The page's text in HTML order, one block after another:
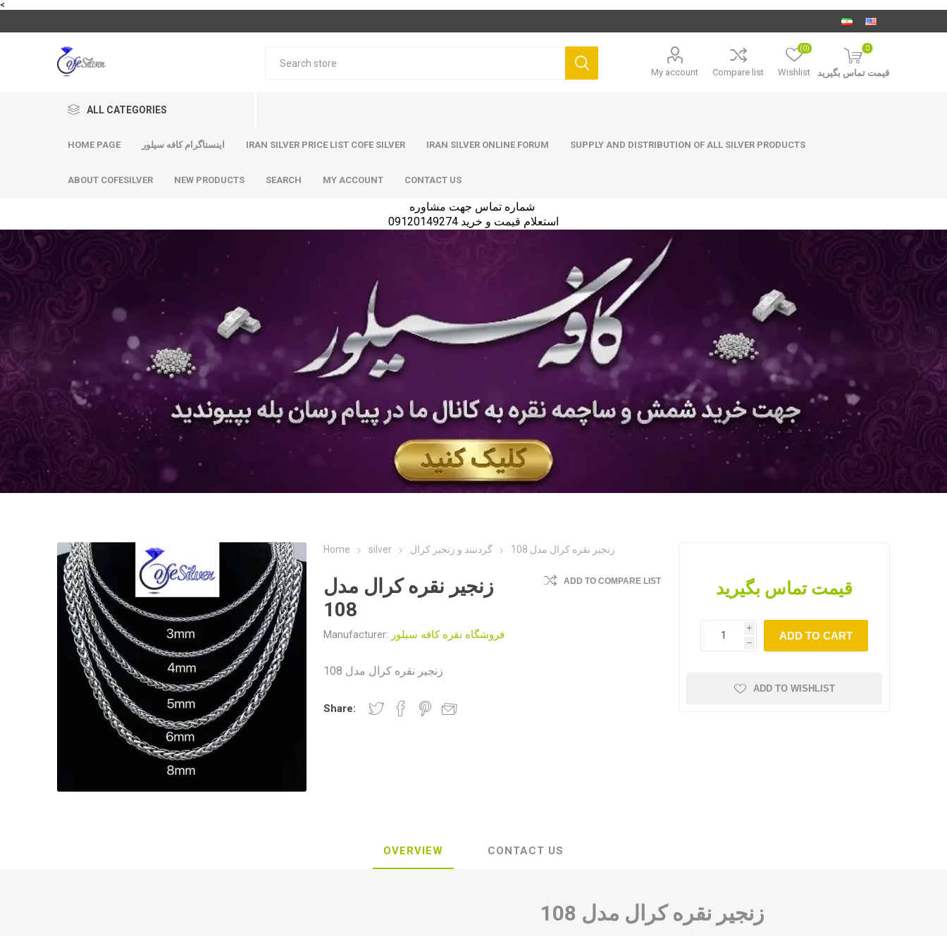
<
My account Compare list Wishlist
(0) 0
قیمت تماس بگیرید
ALL CATEGORIES
HOME PAGE اینستاگرام کافه سیلور IRAN SILVER PRICE LIST COFE SILVER IRAN SILVER ONLINE FORUM SUPPLY AND DISTRIBUTION OF ALL SILVER PRODUCTS
ABOUT COFESILVER NEW PRODUCTS SEARCH MY ACCOUNT CONTACT US
استعلام قیمت و خرید 09120149274
Home silver گردنبند و زنجیر کرال زنجیر نقره کرال مدل 108
زنجیر نقره کرال مدل
108
Manufacturer: فروشگاه نقره کافه سیلور
ADD TO COMPARE LIST
زنجیر نقره کرال مدل 108
Share:
قیمت تماس بگیرید
i
h
ADD TO CART
ADD TO WISHLIST
OVERVIEW CONTACT US
زنجیر نقره کرال مدل 108